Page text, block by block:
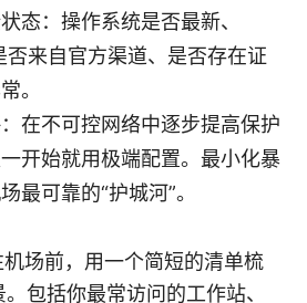
态：操作系统是否最新、
否来自官方渠道、是否存在证
。
在不可控网络中逐步提高保护
开始就用极端配置。最小化暴
最可靠的“护城河”。
场前，用一个简短的清单梳
包括你最常访问的工作站、